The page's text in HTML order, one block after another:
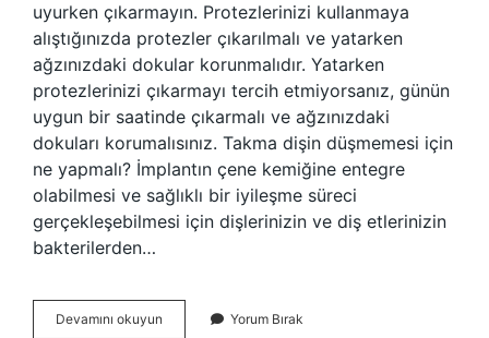
uyurken çıkarmayın. Protezlerinizi kullanmaya
alıştığınızda protezler çıkarılmalı ve yatarken
ağzınızdaki dokular korunmalıdır. Yatarken
protezlerinizi çıkarmayı tercih etmiyorsanız, günün
uygun bir saatinde çıkarmalı ve ağzınızdaki
dokuları korumalısınız. Takma dişin düşmemesi için
ne yapmalı? İmplantın çene kemiğine entegre
olabilmesi ve sağlıklı bir iyileşme süreci
gerçekleşebilmesi için dişlerinizin ve diş etlerinizin
bakterilerden…
Devamını okuyun Yorum Bırak